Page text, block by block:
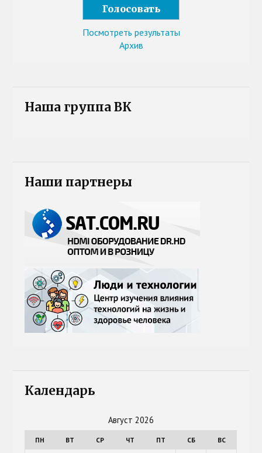
Посмотреть результаты
Архив
Наша группа ВК
Наши партнеры
Календарь
Август 2026
ПН ВТ СР ЧТ ПТ СБ ВС